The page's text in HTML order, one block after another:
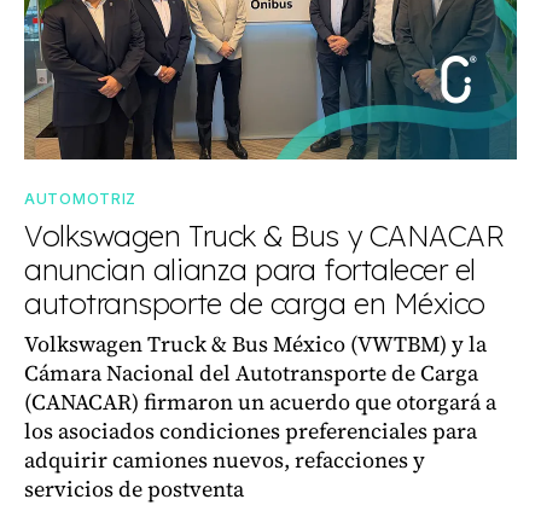
AUTOMOTRIZ
Volkswagen Truck & Bus y CANACAR
anuncian alianza para fortalecer el
autotransporte de carga en México
Volkswagen Truck & Bus México (VWTBM) y la
Cámara Nacional del Autotransporte de Carga
(CANACAR) firmaron un acuerdo que otorgará a
los asociados condiciones preferenciales para
adquirir camiones nuevos, refacciones y
servicios de postventa